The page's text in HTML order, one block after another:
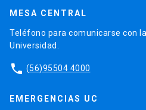
MESA CENTRAL
Teléfono para comunicarse con
Universidad.
phone (56)95504 4000
EMERGENCIAS UC